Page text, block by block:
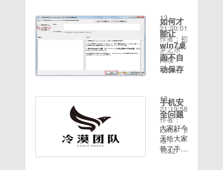
决方法：
1、点击
左下
角“开
始”，在
搜索框中
车；
Win7系
统808
返回黄鸟
逐一点开
来看，找
到响应体
false（记
住他是第
选择静态
注入然
后,看
图...[滑
稽]false
为自带的
浏览器加
入简单的
高级设
置，支持
高级重
实用工具
高级设置
中加入
WIFI密
码查看
应用包名
头像因为
QQ登陆
时要资料
验证很容
易就过
了，如图
功的反馈
哦点赞关
注666[滑
稽][滑稽]
[玫瑰][玫
瑰]③④⑤⑥⑦⑧⑨⑩
脑设备，
都需要设
置ip地址
才能正常
上网，不
然会导致
么如何更
改电脑ip
地址来上
网呢？其
实更改也
并不是很
行zipling
优化，占
用更少的
内存；
4.全面
ODEX分
离优化，
分区，系
统运存占
用； 5.
输入法采
用讯飞输
入法；
日志:系
统优化了
系统安全
性及稳定
性优化面
部解锁后
戏优化了
系统与一
些游戏的
兼容性，
提升游戏
体验链
不过很多
电脑中都
存放了重
要资料，
我们可以
先尝试使
用其他方
实在不行
再使用重
装系统的
方法相信
有不少小
伙伴都遇
无法删
除
删除某个
系统文件
或文件夹
用无法删
除的解决
方法相信
大家在使
用电脑时
都遇到过
如何才
能让
win7桌
面不自
动保存
存
在将操作
系统中的
隐藏文件
显示的情
13
21:20:01
作者：初
梦之水
阅读：
1834
手机安
全问题
大家好今
天给大家
带了手机
13
21:19:58
作者：
Latos
阅
读：
1552